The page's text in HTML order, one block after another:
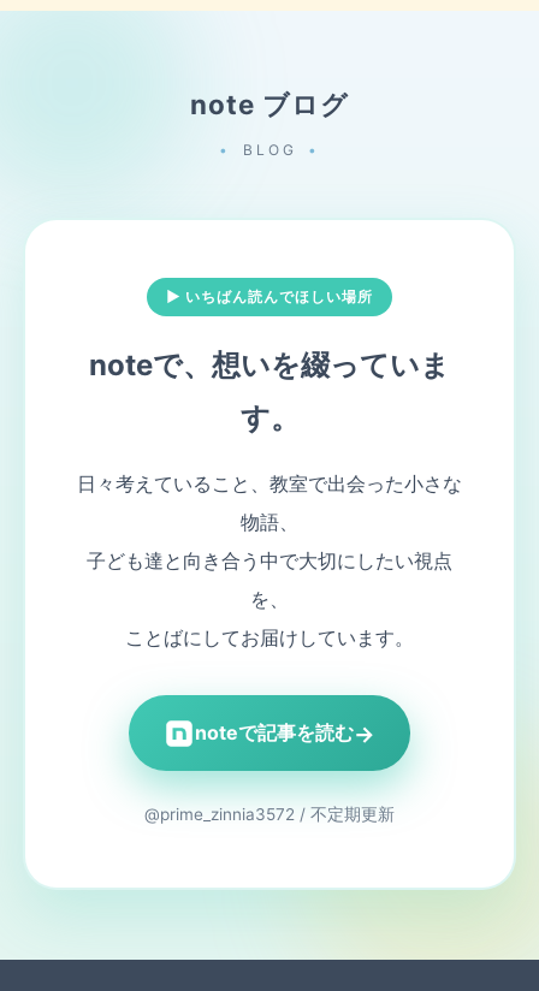
note ブログ
BLOG
▶ いちばん読んでほしい場所
noteで、想いを綴っていま
す。
日々考えていること、教室で出会った小さな
物語、
子ども達と向き合う中で大切にしたい視点
を、
ことばにしてお届けしています。
noteで記事を読む→
@prime_zinnia3572 / 不定期更新